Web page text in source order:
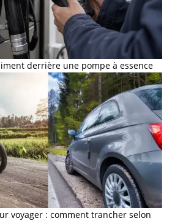
derrière une pompe à essence
voyager : comment trancher selon